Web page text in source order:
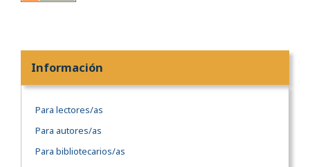
Información
Para lectores/as
Para autores/as
Para bibliotecarios/as